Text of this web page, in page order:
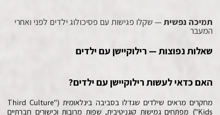
תמיכה נפשית— שקלו פגישות עם פסיכולוג ילדים לפני ואחרי
המעבר
שאלות נפוצות — רילוקיישן עם ילדים
האם כדאי לעשות רילוקיישן עם ילדים?
מחקרים מראים שילדים שגדלו בסביבה בינלאומית ("Third Culture
Kids") מפתחים גמישות קוגניטיבית, שפות מרובות וכישורים חברתיים